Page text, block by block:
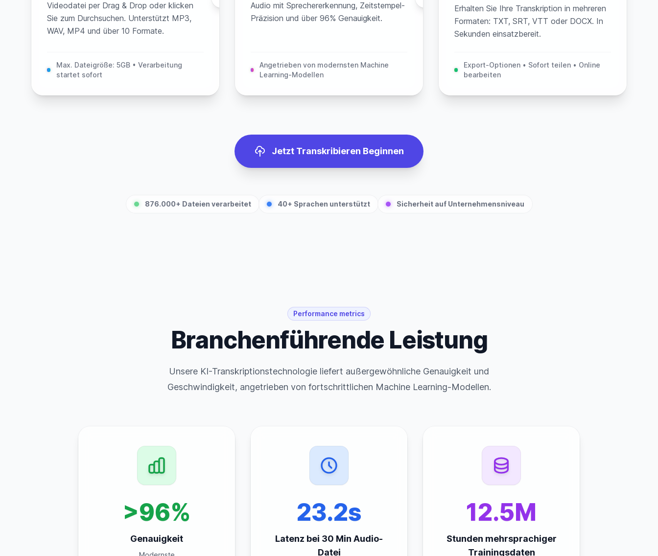
Videodatei per Drag & Drop oder klicken
Sie zum Durchsuchen. Unterstützt MP3,
WAV, MP4 und über 10 Formate.
Max. Dateigröße: 5GB • Verarbeitung
startet sofort
Audio mit Sprechererkennung, Zeitstempel-
Präzision und über 96% Genauigkeit.
Angetrieben von modernsten Machine
Learning-Modellen
Erhalten Sie Ihre Transkription in mehreren
Formaten: TXT, SRT, VTT oder DOCX. In
Sekunden einsatzbereit.
Export-Optionen • Sofort teilen • Online
bearbeiten
Jetzt Transkribieren Beginnen
876.000+ Dateien verarbeitet 40+ Sprachen unterstützt Sicherheit auf Unternehmensniveau
Performance metrics
Branchenführende Leistung
Unsere KI-Transkriptionstechnologie liefert außergewöhnliche Genauigkeit und
Geschwindigkeit, angetrieben von fortschrittlichen Machine Learning-Modellen.
>96%
Genauigkeit
23.2s
Latenz bei 30 Min Audio-
Datei
12.5M
Stunden mehrsprachiger
Trainingsdaten